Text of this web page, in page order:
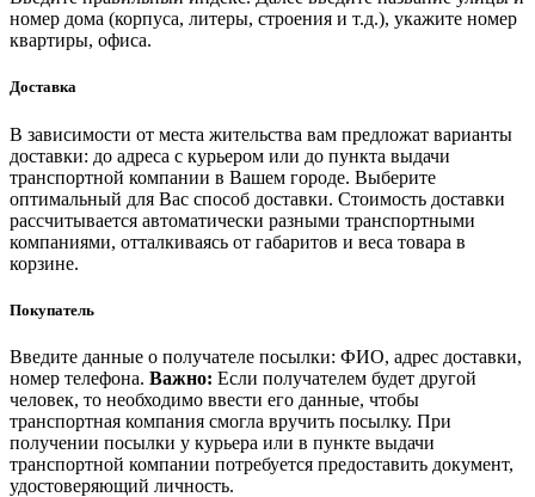
номер дома (корпуса, литеры, строения и т.д.), укажите номер
квартиры, офиса.
Доставка
В зависимости от места жительства вам предложат варианты
доставки: до адреса с курьером или до пункта выдачи
транспортной компании в Вашем городе. Выберите
оптимальный для Вас способ доставки. Стоимость доставки
рассчитывается автоматически разными транспортными
компаниями, отталкиваясь от габаритов и веса товара в
корзине.
Покупатель
Введите данные о получателе посылки: ФИО, адрес доставки,
номер телефона. Важно: Если получателем будет другой
человек, то необходимо ввести его данные, чтобы
транспортная компания смогла вручить посылку. При
получении посылки у курьера или в пункте выдачи
транспортной компании потребуется предоставить документ,
удостоверяющий личность.